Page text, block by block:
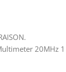
20MHz 1